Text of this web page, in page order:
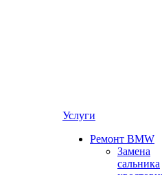
Услуги
Ремонт BMW
Замена
сальника